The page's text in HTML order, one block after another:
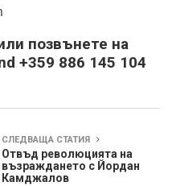
на
+359 886 145 104
СЛЕДВАЩА СТАТИЯ
Отвъд революцията на
възраждането с Йордан
Камджалов